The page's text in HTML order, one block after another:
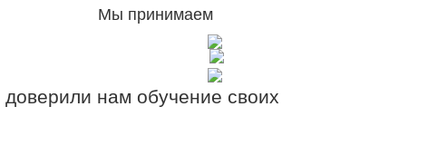
Мы принимаем
доверили нам обучение своих